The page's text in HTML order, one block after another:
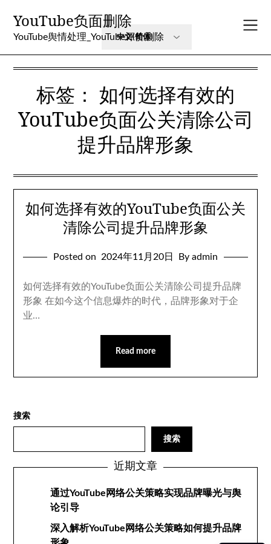
content
YouTube负面删除
YouTube舆情处理_YouTube评价删除
标签： 如何选择有效的
YouTube负面公关清除公司
提升品牌形象
如何选择有效的YouTube负面公关
清除公司提升品牌形象
Posted on 2024年11月20日 By admin
如何选择有效的YouTube负面公关清除公司提升品牌
形象 在如今这个信息爆炸的时代，品牌形象对于企
业…
Read more
搜索
搜索
近期文章
通过YouTube网络公关策略实现品牌曝光与舆
论引导
深入解析YouTube网络公关策略如何提升品牌